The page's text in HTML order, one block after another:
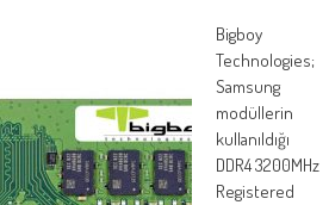
Bigboy
Technologies;
Samsung
modüllerin
kullanıldığı
DDR4 3200MHz
Registered